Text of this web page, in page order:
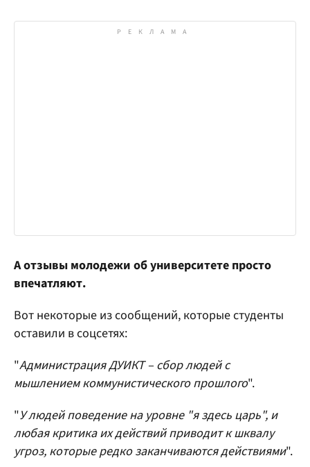
А отзывы молодежи об университете просто
впечатляют.
Вот некоторые из сообщений, которые студенты
оставили в соцсетях:
"Администрация ДУИКТ – сбор людей с
мышлением коммунистического прошлого".
"У людей поведение на уровне "я здесь царь", и
любая критика их действий приводит к шквалу
угроз, которые редко заканчиваются действиями".